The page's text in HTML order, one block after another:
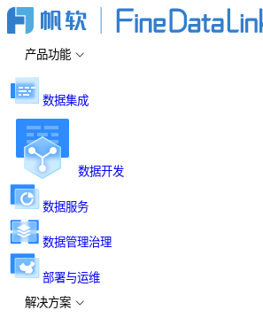
产品功能
数据集成
数据开发
数据服务
数据管理治理
部署与运维
解决方案